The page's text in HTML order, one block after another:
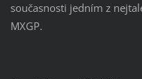
současnosti jedním z
MXGP.